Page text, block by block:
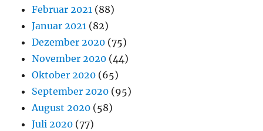
Februar 2021 (88)
Januar 2021 (82)
Dezember 2020 (75)
November 2020 (44)
Oktober 2020 (65)
September 2020 (95)
August 2020 (58)
Juli 2020 (77)